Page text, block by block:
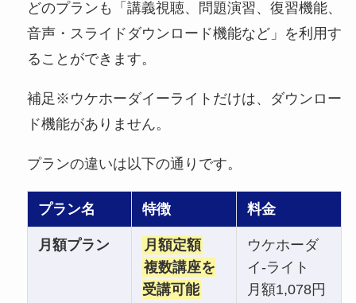
どのプランも「講義視聴、問題演習、復習機能、
音声・スライドダウンロード機能など」を利用す
ることができます。
補足※ウケホーダイーライトだけは、ダウンロー
ド機能がありません。
プランの違いは以下の通りです。
プラン名 特徴 料金
月額プラン
月額定額
複数講座を
受講可能
ウケホーダ
イ-ライト
月額1,078円